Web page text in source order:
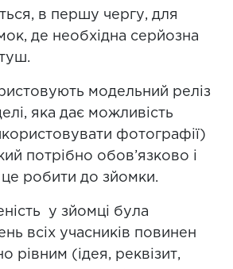
в першу чергу, для
де необхідна серйозна
модельний реліз
яка дає можливість
фотографії)
потрібно обов’язково і
робити до зйомки.
у зйомці була
всіх учасників повинен
рівним (ідея, реквізит,